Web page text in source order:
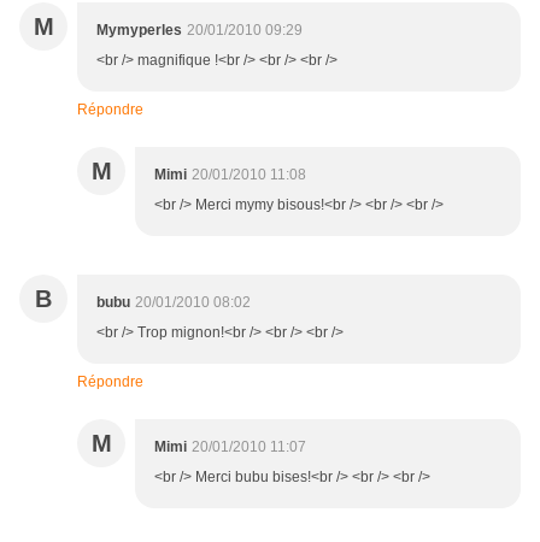
M Mymyperles 20/01/2010 09:29
<br /> magnifique !<br /> <br /> <br />
Répondre
M Mimi 20/01/2010 11:08
<br /> Merci mymy bisous!<br /> <br /> <br />
B bubu 20/01/2010 08:02
<br /> Trop mignon!<br /> <br /> <br />
Répondre
M Mimi 20/01/2010 11:07
<br /> Merci bubu bises!<br /> <br /> <br />